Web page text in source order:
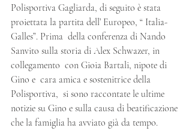
Polisportiva Gagliarda, di seguito è stata
proiettata la partita dell’ Europeo, “ Italia-
Galles”. Prima  della conferenza di Nando
Sanvito sulla storia di Alex Schwazer, in
collegamento  con Gioia Bartali, nipote di
Gino e  cara amica e sostenitrice della
Polisportiva,  si sono raccontate le ultime
notizie su Gino e sulla causa di beatificazione
che la famiglia ha avviato già da tempo.